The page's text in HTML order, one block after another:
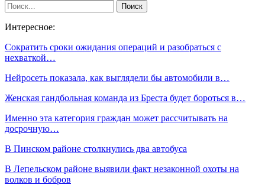
Интересное:
Сократить сроки ожидания операций и разобраться с
нехваткой…
Нейросеть показала, как выглядели бы автомобили в…
Женская гандбольная команда из Бреста будет бороться в…
Именно эта категория граждан может рассчитывать на
досрочную…
В Пинском районе столкнулись два автобуса
В Лепельском районе выявили факт незаконной охоты на
волков и бобров